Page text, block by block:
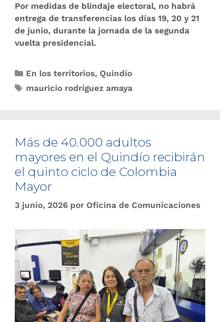
Por medidas de blindaje electoral, no habrá
entrega de transferencias los días 19, 20 y 21
de junio, durante la jornada de la segunda
vuelta presidencial.
En los territorios, Quindío
mauricio rodríguez amaya
Más de 40.000 adultos
mayores en el Quindío recibirán
el quinto ciclo de Colombia
Mayor
3 junio, 2026 por Oficina de Comunicaciones